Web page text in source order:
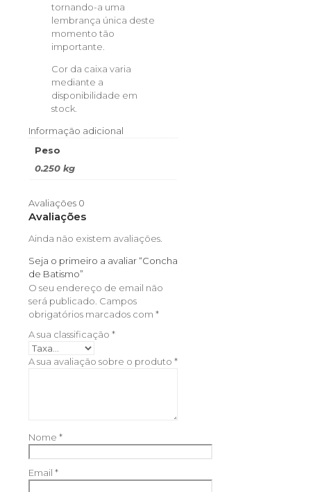
tornando-a uma
lembrança única deste
momento tão
importante.
Cor da caixa varia
mediante a
disponibilidade em
stock.
Informação adicional
Peso
0.250 kg
Avaliações 0
Avaliações
Ainda não existem avaliações.
Seja o primeiro a avaliar “Concha
de Batismo”
O seu endereço de email não
será publicado. Campos
obrigatórios marcados com *
A sua classificação *
A sua avaliação sobre o produto *
Nome *
Email *